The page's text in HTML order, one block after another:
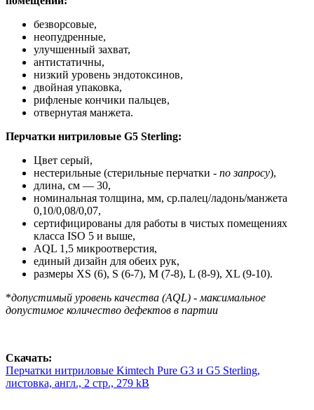
безворсовые,
неопудренные,
улучшенный захват,
антистатичны,
низкий уровень эндотоксинов,
двойная упаковка,
рифленые кончики пальцев,
отвернутая манжета.
Перчатки нитриловые G5 Sterling:
Цвет серый,
нестерильные (стерильные перчатки - по запросу),
длина, см — 30,
номинальная толщина, мм, ср.палец/ладонь/манжета
0,10/0,08/0,07,
сертифицированы для работы в чистых помещениях
класса ISO 5 и выше,
AQL 1,5 микроотверстия,
единый дизайн для обеих рук,
размеры XS (6), S (6-7), M (7-8), L (8-9), XL (9-10).
*допустимый уровень качества (AQL) - максимальное
допустимое количество дефектов в партии
Скачать:
Перчатки нитриловые Kimtech Pure G3 и G5 Sterling,
листовка, англ., 2 стр., 279 kB